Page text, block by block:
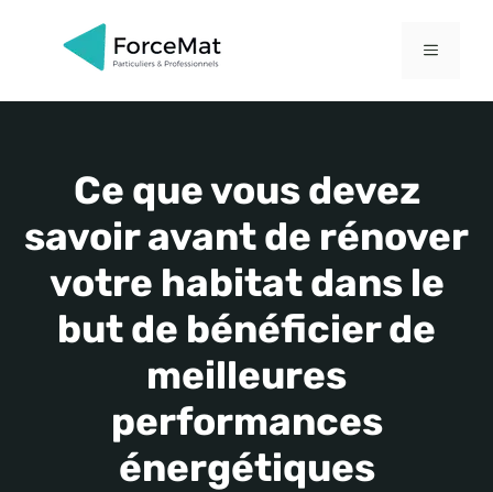
MENU
Ce que vous devez
savoir avant de rénover
votre habitat dans le
but de bénéficier de
meilleures
performances
énergétiques